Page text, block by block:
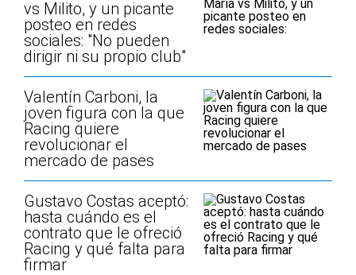
vs Milito, y un picante
posteo en redes
sociales: "No pueden
dirigir ni su propio club"
Valentín Carboni, la
joven figura con la que
Racing quiere
revolucionar el
mercado de pases
Gustavo Costas aceptó:
hasta cuándo es el
contrato que le ofreció
Racing y qué falta para
firmar